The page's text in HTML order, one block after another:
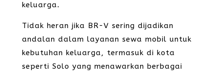
keluarga.
Tidak heran jika BR-V sering dijadikan
andalan dalam layanan sewa mobil untuk
kebutuhan keluarga, termasuk di kota
seperti Solo yang menawarkan berbagai